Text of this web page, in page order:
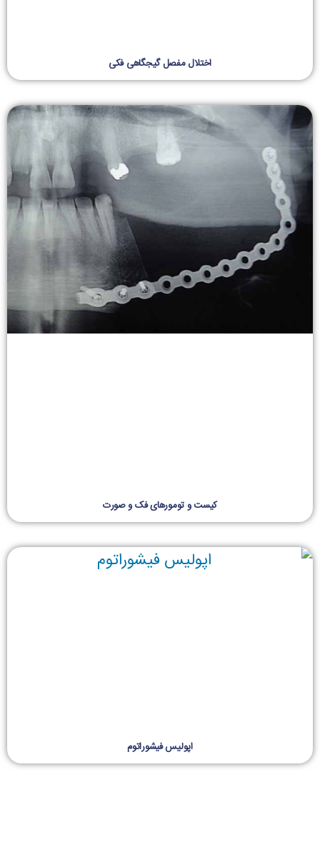
اختلال مفصل گیجگاهی فکی
کیست و تومورهای فک و صورت
اپولیس فیشوراتوم